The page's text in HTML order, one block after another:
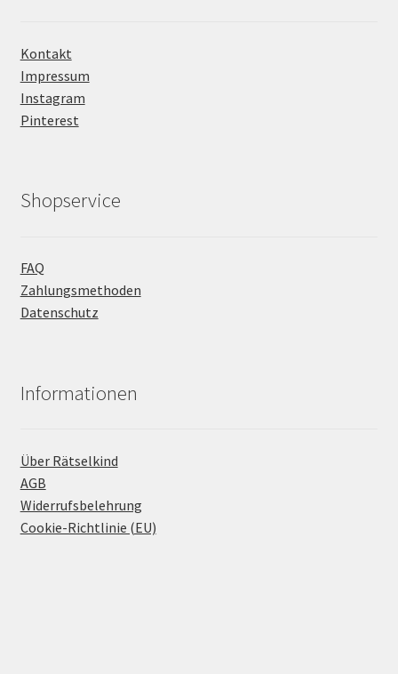
Kontakt
Impressum
Instagram
Pinterest
Shopservice
FAQ
Zahlungsmethoden
Datenschutz
Informationen
Über Rätselkind
AGB
Widerrufsbelehrung
Cookie-Richtlinie (EU)